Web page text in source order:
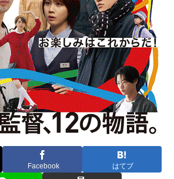
Facebook はてブ